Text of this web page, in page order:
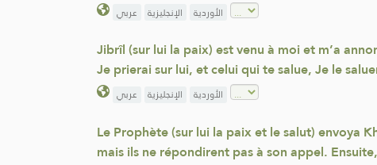
عربي الإنجليزية الأوردية
Jibrîl (sur lui la paix) est venu à moi et m’a
Je prierai sur lui, et celui qui te salue, Je le
عربي الإنجليزية الأوردية
Le Prophète (sur lui la paix et le salut) envoya
mais ils ne répondirent pas à son appel.